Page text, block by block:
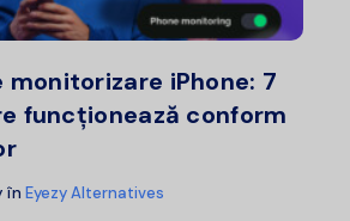
monitorizare iPhone: 7
funcționează conform
în Eyezy Alternatives